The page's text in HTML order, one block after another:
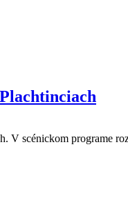
V scénickom programe